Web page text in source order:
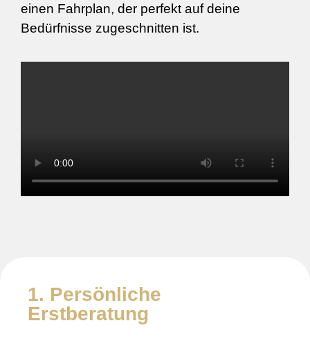
einen Fahrplan, der perfekt auf deine
Bedürfnisse zugeschnitten ist.
1. Persönliche
Erstberatung